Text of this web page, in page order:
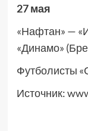
27 мая
«Нафтан» —
«Динамо»
Футболисты
Источник: